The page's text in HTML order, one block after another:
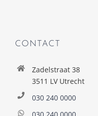
CONTACT
Zadelstraat 38
3511 LV Utrecht
030 240 0000
030 240 0000